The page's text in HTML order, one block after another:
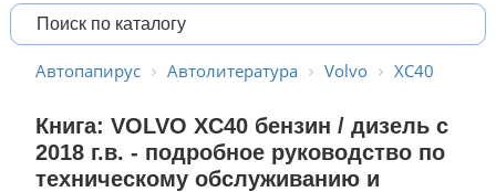
Автопапирус Автолитература Volvo XC40
Книга: VOLVO XC40 бензин / дизель с
2018 г.в. - подробное руководство по
техническому обслуживанию и